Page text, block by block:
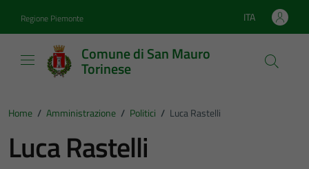
Regione Piemonte Lingua attiva:
ITA
Comune di San Mauro
Torinese
Home / Amministrazione / Politici / Luca Rastelli
Luca Rastelli